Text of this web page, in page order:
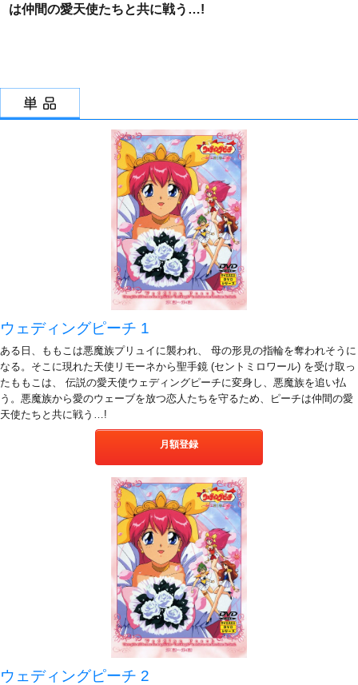
は仲間の愛天使たちと共に戦う…!
ウェディングピーチ 1
ある日、ももこは悪魔族プリュイに襲われ、 母の形見の指輪を奪われそうに
なる。そこに現れた天使リモーネから聖手鏡 (セントミロワール) を受け取っ
たももこは、 伝説の愛天使ウェディングピーチに変身し、悪魔族を追い払
う。悪魔族から愛のウェーブを放つ恋人たちを守るため、ピーチは仲間の愛
天使たちと共に戦う…!
月額登録
ウェディングピーチ 2